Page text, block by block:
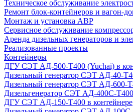
Техническое обслуживание
Ремонт блок-контейнеров и вагон-
Монтаж и установка АВР
Сервисное обслуживание
Аренда дизельных генераторов и
Реализованные проекты
Контейнеры
ДГУ СЭТ АД-500-Т400 (Yuchai) в
Дизельный генератор СЭТ АД-40-
Дизельный генератор СЭТ АД-600-
Дизельгенератор СЭТ АД-400С-
ДГУ СЭТ АД-150-Т400 в контейнере